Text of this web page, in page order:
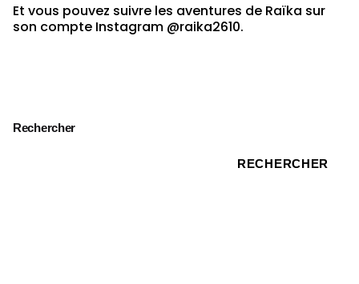
Rechercher
RECHERCHER
Et vous pouvez suivre les aventures de Raïka sur
son compte Instagram @raika2610.